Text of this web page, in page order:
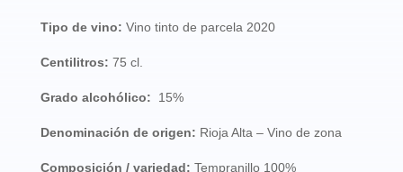
Tipo de vino: Vino tinto de parcela 2020
Centilitros: 75 cl.
Grado alcohólico: 15%
Denominación de origen: Rioja Alta – Vino de zona
Composición / variedad: Tempranillo 100%